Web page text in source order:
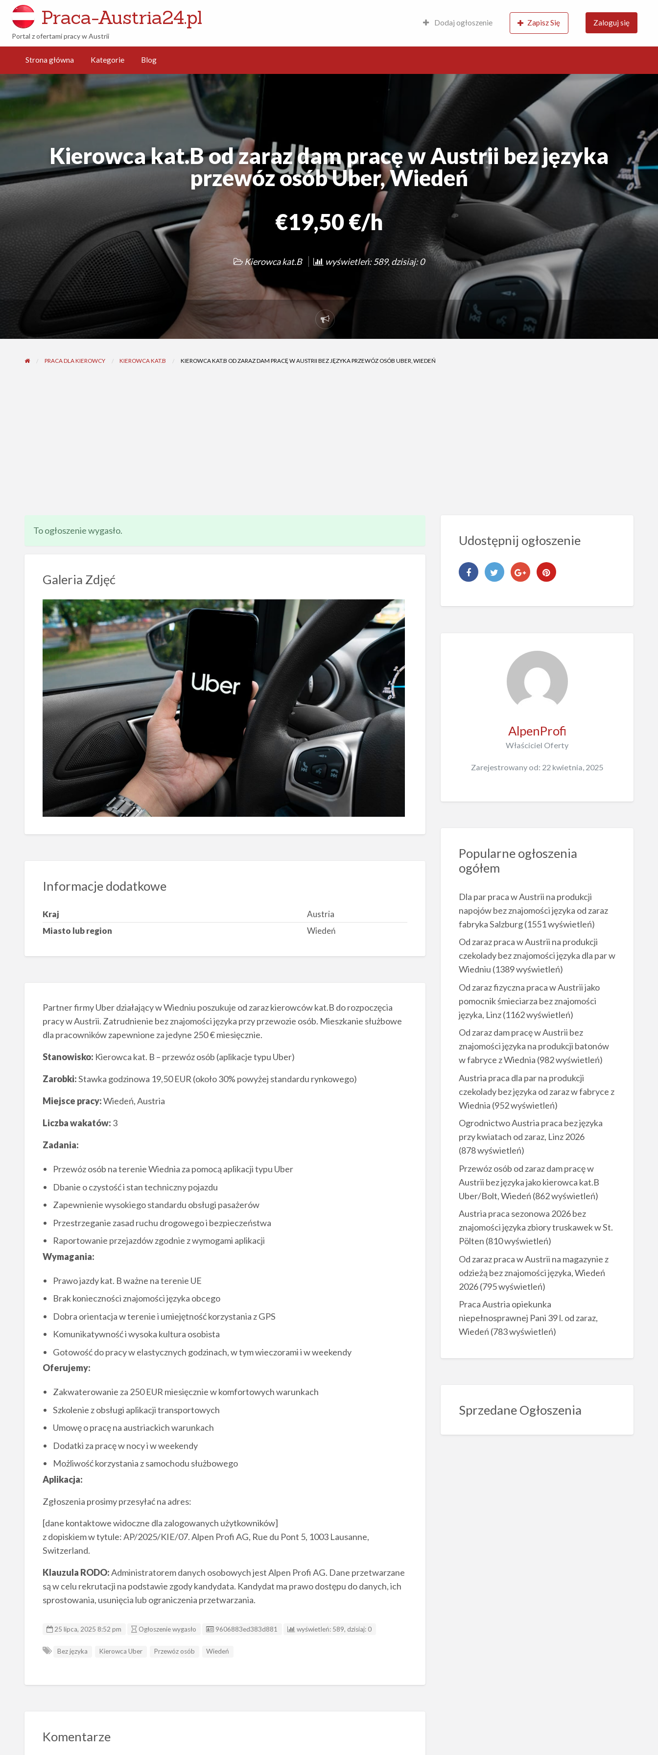
Praca-Austria24.pl
Portal z ofertami pracy w Austrii
Dodaj ogłoszenie Zapisz Się Zaloguj się
Strona główna Kategorie Blog
Kierowca kat.B od zaraz dam pracę w Austrii bez języka
przewóz osób Uber, Wiedeń
€19,50 €/h
Kierowca kat.B wyświetleń: 589, dzisiaj: 0
Zgłoś
problem
PRACA DLA KIEROWCY KIEROWCA KAT.B KIEROWCA KAT.B OD ZARAZ DAM PRACĘ W AUSTRII BEZ JĘZYKA PRZEWÓZ OSÓB UBER, WIEDEŃ
To ogłoszenie wygasło.
Galeria Zdjęć
Informacje dodatkowe
Kraj
Austria
Miasto lub region
Wiedeń
Partner firmy Uber działający w Wiedniu poszukuje od zaraz kierowców kat.B do rozpoczęcia
pracy w Austrii. Zatrudnienie bez znajomości języka przy przewozie osób. Mieszkanie służbowe
dla pracowników zapewnione za jedyne 250 € miesięcznie.
Stanowisko: Kierowca kat. B – przewóz osób (aplikacje typu Uber)
Zarobki:Stawka godzinowa 19,50 EUR (około 30% powyżej standardu rynkowego)
Miejsce pracy:Wiedeń, Austria
Liczba wakatów: 3
Zadania:
Przewóz osób na terenie Wiednia za pomocą aplikacji typu Uber
Dbanie o czystość i stan techniczny pojazdu
Zapewnienie wysokiego standardu obsługi pasażerów
Przestrzeganie zasad ruchu drogowego i bezpieczeństwa
Raportowanie przejazdów zgodnie z wymogami aplikacji
Wymagania:
Prawo jazdy kat. B ważne na terenie UE
Brak konieczności znajomości języka obcego
Dobra orientacja w terenie i umiejętność korzystania z GPS
Komunikatywność i wysoka kultura osobista
Gotowość do pracy w elastycznych godzinach, w tym wieczorami i w weekendy
Oferujemy:
Zakwaterowanie za 250 EUR miesięcznie w komfortowych warunkach
Szkolenie z obsługi aplikacji transportowych
Umowę o pracę na austriackich warunkach
Dodatki za pracę w nocy i w weekendy
Możliwość korzystania z samochodu służbowego
Aplikacja:
Zgłoszenia prosimy przesyłać na adres:
[dane kontaktowe widoczne dla zalogowanych użytkowników]
z dopiskiem w tytule: AP/2025/KIE/07. Alpen Profi AG, Rue du Pont 5, 1003 Lausanne,
Switzerland.
Klauzula RODO:Administratorem danych osobowych jest Alpen Profi AG. Dane przetwarzane
są w celu rekrutacji na podstawie zgody kandydata. Kandydat ma prawo dostępu do danych, ich
sprostowania, usunięcia lub ograniczenia przetwarzania.
25 lipca, 2025 8:52 pm Ogłoszenie wygasło ID ogłoszenia
9606883ed383d881 wyświetleń: 589, dzisiaj: 0
Bez języka Kierowca Uber Przewóz osób Wiedeń
Komentarze
Udostępnij ogłoszenie
AlpenProfi
Właściciel Oferty
Zarejestrowany od: 22 kwietnia, 2025
Popularne ogłoszenia
ogółem
Dla par praca w Austrii na produkcji
napojów bez znajomości języka od zaraz
fabryka Salzburg(1551 wyświetleń)
Od zaraz praca w Austrii na produkcji
czekolady bez znajomości języka dla par w
Wiedniu (1389 wyświetleń)
Od zaraz fizyczna praca w Austrii jako
pomocnik śmieciarza bez znajomości
języka, Linz(1162 wyświetleń)
Od zaraz dam pracę w Austrii bez
znajomości języka na produkcji batonów
w fabryce z Wiednia (982 wyświetleń)
Austria praca dla par na produkcji
czekolady bez języka od zaraz w fabryce z
Wiednia (952 wyświetleń)
Ogrodnictwo Austria praca bez języka
przy kwiatach od zaraz, Linz 2026
(878 wyświetleń)
Przewóz osób od zaraz dam pracę w
Austrii bez języka jako kierowca kat.B
Uber/Bolt, Wiedeń (862 wyświetleń)
Austria praca sezonowa 2026 bez
znajomości języka zbiory truskawek w St.
Pölten (810 wyświetleń)
Od zaraz praca w Austrii na magazynie z
odzieżą bez znajomości języka, Wiedeń
2026(795 wyświetleń)
Praca Austria opiekunka
niepełnosprawnej Pani 39 l. od zaraz,
Wiedeń (783 wyświetleń)
Sprzedane Ogłoszenia